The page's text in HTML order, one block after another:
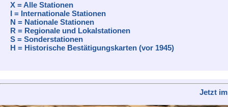
X = Alle Stationen
I = Internationale Stationen
N = Nationale Stationen
R = Regionale und Lokalstationen
S = Sonderstationen
H = Historische Bestätigungskarten (vor 1945)
Jetzt